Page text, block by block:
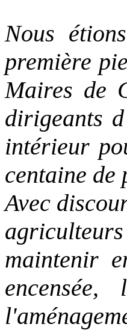
Nous
première
Maires de
dirigeants
intérieur
centaine de
Avec
maintenir